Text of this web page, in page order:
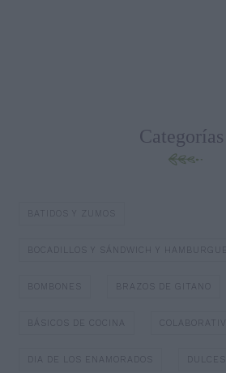
Categorías
BATIDOS Y ZUMOS
BOCADILLOS Y SÁNDWICH Y
BOMBONES BRAZOS DE GITANO
BÁSICOS DE COCINA
DIA DE LOS ENAMORADOS